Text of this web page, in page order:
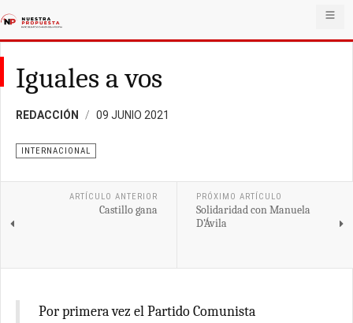
Iguales a vos
REDACCIÓN 09 JUNIO 2021
INTERNACIONAL
ARTÍCULO ANTERIOR
Castillo gana
PRÓXIMO ARTÍCULO
Solidaridad con Manuela
D’Ávila
Por primera vez el Partido Comunista